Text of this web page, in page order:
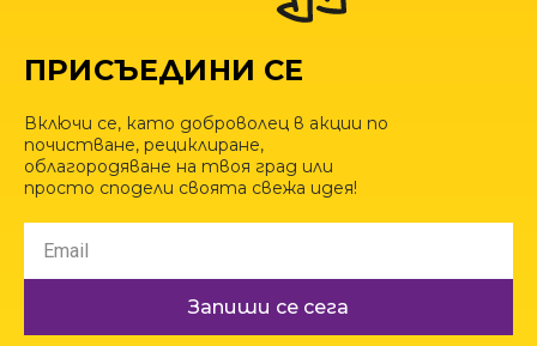
ПРИСЪЕДИНИ СЕ
Включи се, като доброволец в акции по
почистване, рециклиране,
облагородяване на твоя град или
просто сподели своята свежа идея!
Запиши се сега